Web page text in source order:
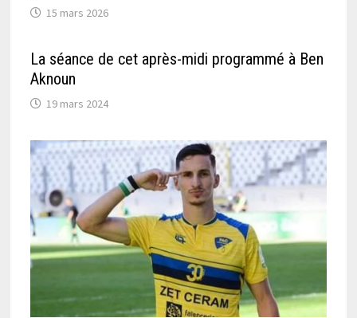
15 mars 2026
La séance de cet après-midi programmé à Ben
Aknoun
19 mars 2024